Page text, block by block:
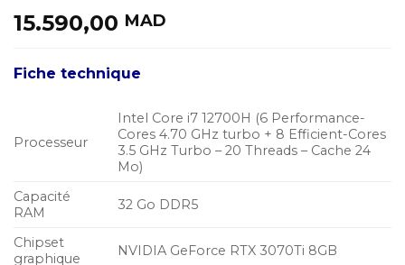
15.590,00 MAD
Fiche technique
Processeur
Intel Core i7 12700H (6 Performance-
Cores 4.70 GHz turbo + 8 Efficient-Cores
3.5 GHz Turbo – 20 Threads – Cache 24
Mo)
Capacité
RAM
32 Go DDR5
Chipset
graphique
NVIDIA GeForce RTX 3070Ti 8GB